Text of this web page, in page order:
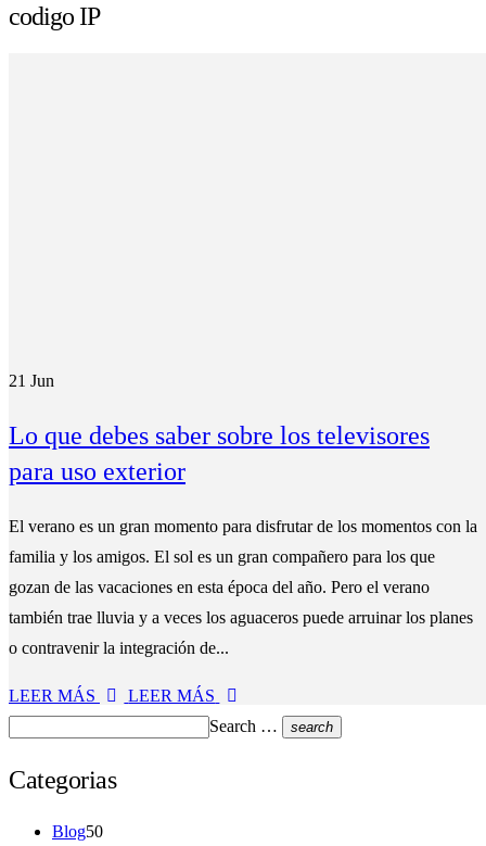
codigo IP
21 Jun
Lo que debes saber sobre los televisores
para uso exterior
El verano es un gran momento para disfrutar de los momentos con la
familia y los amigos. El sol es un gran compañero para los que
gozan de las vacaciones en esta época del año. Pero el verano
también trae lluvia y a veces los aguaceros puede arruinar los planes
o contravenir la integración de...
LEER MÁS
LEER MÁS
Search …
search
Categorias
Blog50